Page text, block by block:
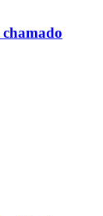
chamado